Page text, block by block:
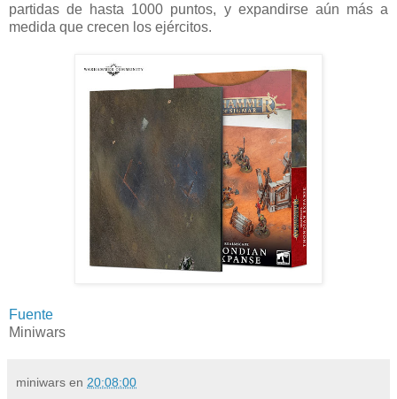
partidas de hasta 1000 puntos, y expandirse aún más a
medida que crecen los ejércitos.
Fuente
Miniwars
miniwars en 20:08:00